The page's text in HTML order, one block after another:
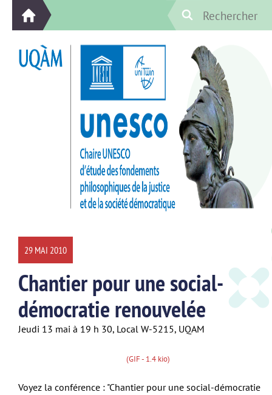
29 MAI 2010
Chantier pour une social-
démocratie renouvelée
Jeudi 13 mai à 19 h 30, Local W-5215, UQAM
(GIF - 1.4 kio)
Voyez la conférence : "Chantier pour une social-démocratie